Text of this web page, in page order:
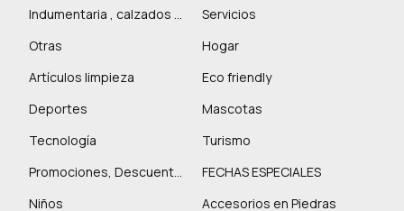
Indumentaria , calzados y marroquinería
Servicios
Otras
Hogar
Artículos limpieza
Eco friendly
Deportes
Mascotas
Tecnología
Turismo
Promociones, Descuentos y más
FECHAS ESPECIALES
Niños
Accesorios en Piedras